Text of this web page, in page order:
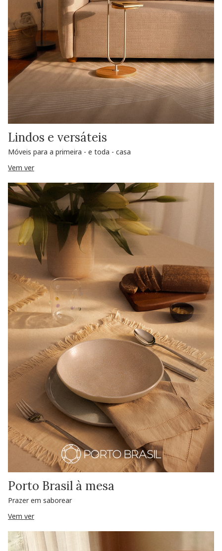
Lindos e versáteis
Móveis para a primeira - e toda - casa
Vem ver
Porto Brasil à mesa
Prazer em saborear
Vem ver